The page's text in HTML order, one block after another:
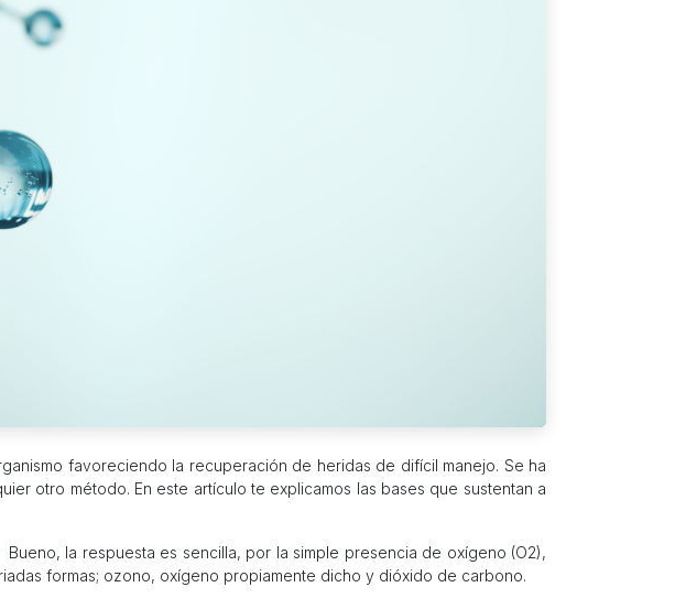
favoreciendo la recuperación de heridas de difícil manejo. Se ha
otro método. En este artículo te explicamos las bases que sustentan a
la respuesta es sencilla, por la simple presencia de oxígeno (O2),
formas; ozono, oxígeno propiamente dicho y dióxido de carbono.